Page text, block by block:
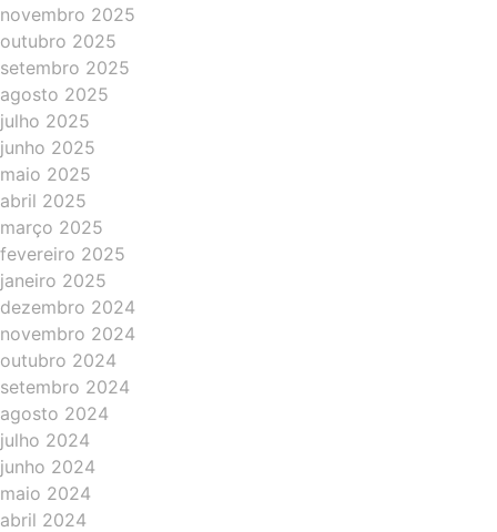
novembro 2025
outubro 2025
setembro 2025
agosto 2025
julho 2025
junho 2025
maio 2025
abril 2025
março 2025
fevereiro 2025
janeiro 2025
dezembro 2024
novembro 2024
outubro 2024
setembro 2024
agosto 2024
julho 2024
junho 2024
maio 2024
abril 2024